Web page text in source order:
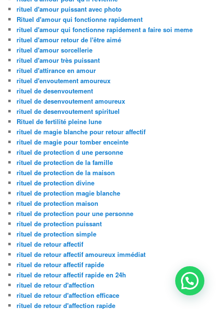
rituel d'amour puissant avec photo
Rituel d'amour qui fonctionne rapidement
rituel d'amour qui fonctionne rapidement a faire soi meme
rituel d'amour retour de l'être aimé
rituel d'amour sorcellerie
rituel d'amour très puissant
rituel d'attirance en amour
rituel d'envoutement amoureux
rituel de desenvoutement
rituel de desenvoutement amoureux
rituel de desenvoutement spirituel
Rituel de fertilité pleine lune
rituel de magie blanche pour retour affectif
rituel de magie pour tomber enceinte
rituel de protection d une personne
rituel de protection de la famille
rituel de protection de la maison
rituel de protection divine
rituel de protection magie blanche
rituel de protection maison
rituel de protection pour une personne
rituel de protection puissant
rituel de protection simple
rituel de retour affectif
rituel de retour affectif amoureux immédiat
rituel de retour affectif rapide
rituel de retour affectif rapide en 24h
rituel de retour d'affection
rituel de retour d'affection efficace
rituel de retour d'affection rapide